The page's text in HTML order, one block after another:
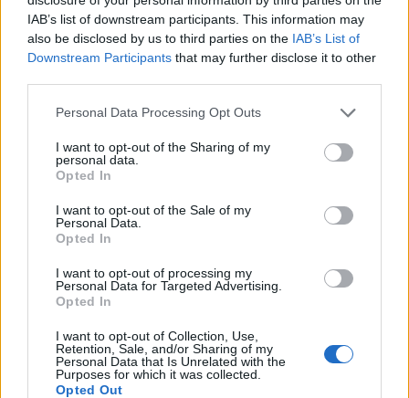
IAB’s list of downstream participants. This information may
also be disclosed by us to third parties on the IAB’s List of
Downstream Participants that may further disclose it to other
Personal Data Processing Opt Outs
I want to opt-out of the Sharing of my
personal data.
Opted In
I want to opt-out of the Sale of my
Personal Data.
Opted In
I want to opt-out of processing my
Personal Data for Targeted Advertising.
Opted In
I want to opt-out of Collection, Use,
Retention, Sale, and/or Sharing of my
Personal Data that Is Unrelated with the
Purposes for which it was collected.
Opted Out